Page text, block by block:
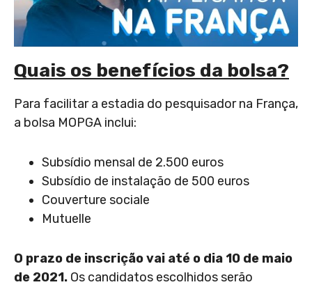
Quais os benefícios da bolsa?
Para facilitar a estadia do pesquisador na França,
a bolsa MOPGA inclui:
Subsídio mensal de 2.500 euros
Subsídio de instalação de 500 euros
Couverture sociale
Mutuelle
O prazo de inscrição vai até o dia 10 de maio
de 2021. Os candidatos escolhidos serão